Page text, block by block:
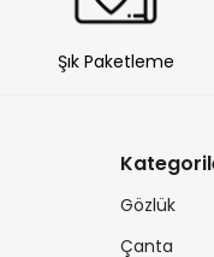
Şık Paketleme
Gözlük
Çanta